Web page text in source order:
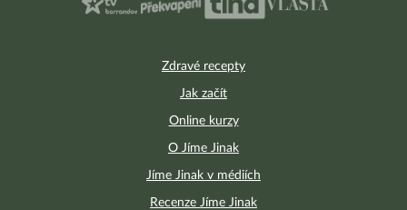
Zdravé recepty
Jak začít
Online kurzy
O Jíme Jinak
Jíme Jinak v médiích
Recenze Jíme Jinak